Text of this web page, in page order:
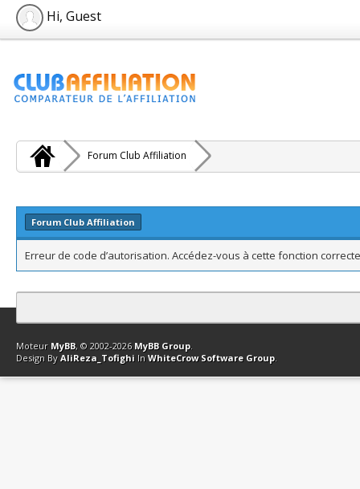
Hi, Guest
Forum Club Affiliation
Forum Club Affiliation
Erreur de code d’autorisation. Accédez-vous à cette fonction
Contact Club Affiliation Retourner en haut Version bas-débit
Moteur MyBB, © 2002-2026 MyBB Group.
Design By AliReza_Tofighi In WhiteCrow Software Group.